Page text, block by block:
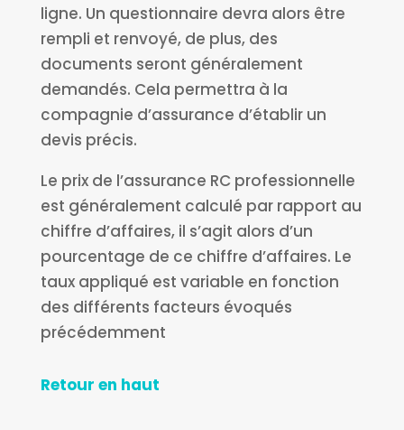
ligne. Un questionnaire devra alors être
rempli et renvoyé, de plus, des
documents seront généralement
demandés. Cela permettra à la
compagnie d’assurance d’établir un
devis précis.
Le prix de l’assurance RC professionnelle
est généralement calculé par rapport au
chiffre d’affaires, il s’agit alors d’un
pourcentage de ce chiffre d’affaires. Le
taux appliqué est variable en fonction
des différents facteurs évoqués
précédemment
Retour en haut